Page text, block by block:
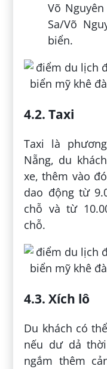
Võ
Sa/Võ
biển.
4.2. Taxi
Taxi là
Nẵng, du
xe, thêm vào
dao động từ
chỗ và từ
chỗ.
4.3. Xích lô
Du khách có
nếu dư dả
ngắm thêm